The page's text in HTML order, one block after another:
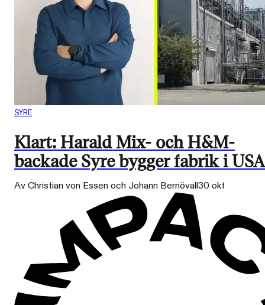
SYRE
Klart: Harald Mix- och H&M-
backade Syre bygger fabrik i USA
Av Christian von Essen och Johann Bernövall30 okt